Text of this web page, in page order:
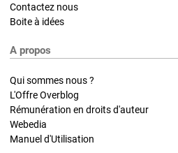
Contactez nous
Boite à idées
A propos
Qui sommes nous ?
L'Offre Overblog
Rémunération en droits d'auteur
Webedia
Manuel d'Utilisation